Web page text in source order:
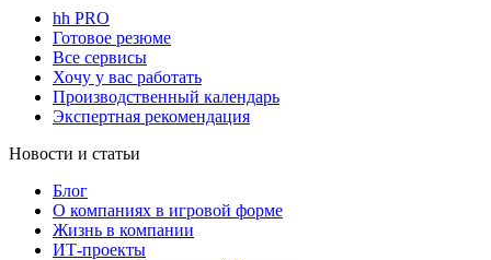
hh PRO
Готовое резюме
Все сервисы
Хочу у вас работать
Производственный календарь
Экспертная рекомендация
Новости и статьи
Блог
О компаниях в игровой форме
Жизнь в компании
ИТ-проекты